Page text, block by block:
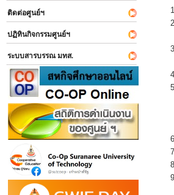
ติดต่อศูนย์ฯ
ปฏิทินกิจกรรมศูนย์ฯ
ระบบสารบรรณ มทส.